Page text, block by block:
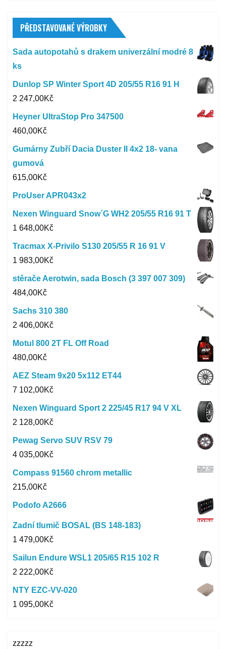
PŘEDSTAVOVANÉ VÝROBKY
Sada autopotahů s drakem univerzální modré 8
ks
Dunlop SP Winter Sport 4D 205/55 R16 91 H
2 247,00Kč
Heyner UltraStop Pro 347500
460,00Kč
Gumárny Zubří Dacia Duster II 4x2 18- vana
gumová
615,00Kč
ProUser APR043x2
Nexen Winguard Snow´G WH2 205/55 R16 91 T
1 648,00Kč
Tracmax X-Privilo S130 205/55 R 16 91 V
1 983,00Kč
stěrače Aerotwin, sada Bosch (3 397 007 309)
484,00Kč
Sachs 310 380
2 406,00Kč
Motul 800 2T FL Off Road
480,00Kč
AEZ Steam 9x20 5x112 ET44
7 102,00Kč
Nexen Winguard Sport 2 225/45 R17 94 V XL
2 128,00Kč
Pewag Servo SUV RSV 79
4 035,00Kč
Compass 91560 chrom metallic
215,00Kč
Podofo A2666
Zadní tlumič BOSAL (BS 148-183)
1 479,00Kč
Sailun Endure WSL1 205/65 R15 102 R
2 222,00Kč
NTY EZC-VV-020
1 095,00Kč
zzzzz